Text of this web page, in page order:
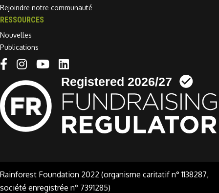
Rejoindre notre communauté
RESSOURCES
Nouvelles
Publications
Linkedin link
Rainforest Foundation 2022 (organisme caritatif n° 1138287,
société enregistrée n° 7391285)